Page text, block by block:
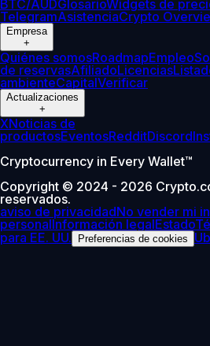
BTC/AUDGlosarioWidgets de
TelegramAsistenciaCrypto
Empresa
+
Quiénes somosRoadmapEmpleo
de reservasAfiliadoLicencias
ambienteCapitalVerificar
Actualizaciones
+
XNoticias de
productosEventosRedditDiscord
Cryptocurrency in Every Wallet™
Copyright © 2024 - 2026
reservados.
aviso de privacidadNo vender mi
personalInformación legalEstado
para EE. UU.
Preferencias de cookies